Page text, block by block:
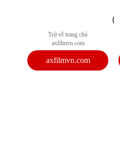
{
Trở về trang chủ
axfilmvn.com
axfilmvn.com